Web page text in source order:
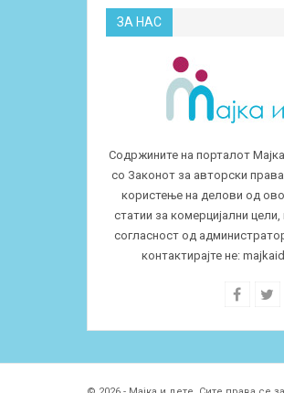
ЗА НАС
Содржините на порталот
со Законот за авторски
користење на делови од
статии за комерцијални
согласност од
контактирајте не: